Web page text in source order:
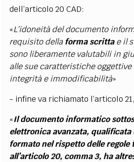
dell’articolo 20 CAD:
«L’idoneità del documento
requisito dellaforma scrittae il
sono liberamente valutabili in
alle sue caratteristiche
integrità e immodificabilità»
- infine va richiamato l’articolo
«Il documento informatico
elettronica avanzata, qualificata
formato nel rispetto delle regole
all’articolo 20, comma 3, ha